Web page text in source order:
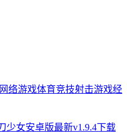
网络游戏体育竞技射击游戏经